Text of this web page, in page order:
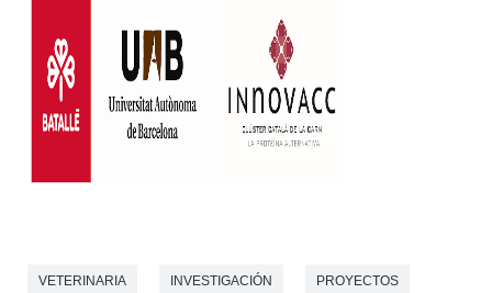
VETERINARIA INVESTIGACIÓN PROYECTOS